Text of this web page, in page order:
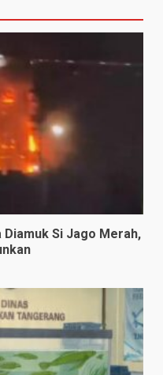
Diamuk Si Jago Merah,